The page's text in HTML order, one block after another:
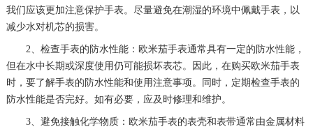
我们应该更加注意保护手表。尽量避免在潮湿的环境中佩戴手表，以
减少水对机芯的损害。
2、检查手表的防水性能：欧米茄手表通常具有一定的防水性能，
但在水中长期或深度使用仍可能损坏表芯。因此，在购买欧米茄手表
时，要了解手表的防水性能和使用注意事项。同时，定期检查手表的
防水性能是否完好。如有必要，应及时修理和维护。
3、避免接触化学物质：欧米茄手表的表壳和表带通常由金属材料